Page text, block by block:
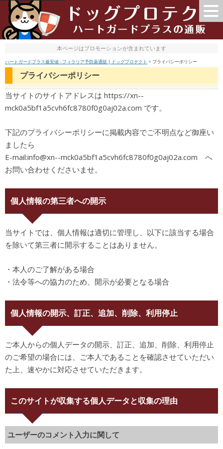
本ページはプロモーションが含まれています
ハートガードプラス最安値 - フィラリア予防薬通販 | ドッグプロテクト > プライバシーポリシー
プライバシーポリシー
当サイトのサイトアドレスは https://xn--
mck0a5bf1a5cvh6fc8780f0g0aj02a.com です。
下記のプライバシーポリシーに掲載内容でご不明点など御座い
ましたら
E-mail:info@xn--mck0a5bf1a5cvh6fc8780f0g0aj02a.com へ
お問い合わせくださいませ。
個人情報の第三者への開示
当サイトでは、個人情報は適切に管理し、以下に該当する場合
を除いて第三者に開示することはありません。
・本人のご了解がある場合
・法令等への協力のため、開示が必要となる場合
個人情報の開示、訂正、追加、削除、利用停止
ご本人からの個人データの開示、訂正、追加、削除、利用停止
のご希望の場合には、ご本人であることを確認させていただい
た上、速やかに対応させていただきます。
このサイトが収集する個人データと収集の理由
ユーザーのコメント入力に関して